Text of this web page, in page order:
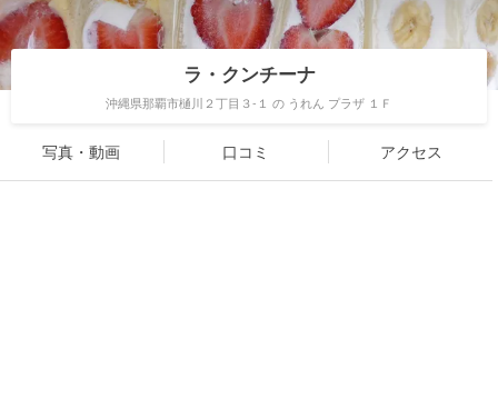
ラ・クンチーナ
沖縄県那覇市樋川２丁目３-１ の うれん プラザ １Ｆ
写真・動画 口コミ アクセス